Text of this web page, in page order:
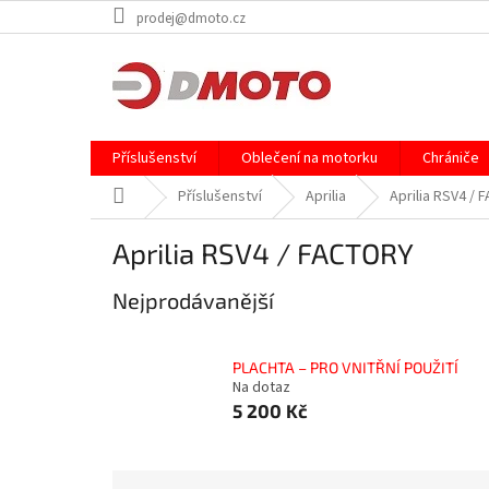
na
prodej@dmoto.cz
Příslušenství Oblečení na motorku Chrániče
Domů Příslušenství Aprilia Aprilia RSV4 /
Aprilia RSV4 / FACTORY
Nejprodávanější
PLACHTA – PRO VNITŘNÍ POUŽITÍ
Na dotaz
5 200 Kč